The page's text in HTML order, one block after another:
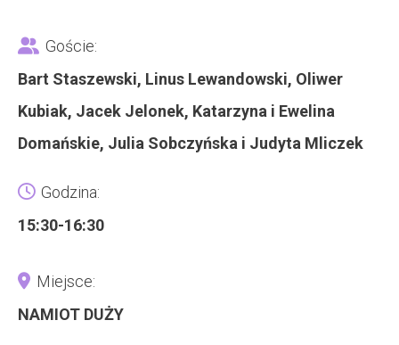
Goście:
Bart Staszewski, Linus Lewandowski, Oliwer
Kubiak, Jacek Jelonek, Katarzyna i Ewelina
Domańskie, Julia Sobczyńska i Judyta Mliczek
Godzina:
15:30-16:30
Miejsce:
NAMIOT DUŻY